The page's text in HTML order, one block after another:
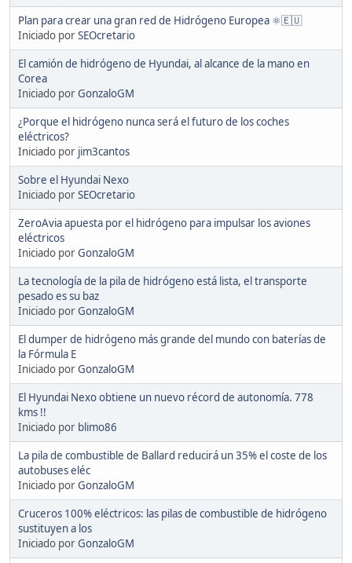
Plan para crear una gran red de Hidrógeno Europea ⚛️🇪🇺
Iniciado porSEOcretario
El camión de hidrógeno de Hyundai, al alcance de la mano en
Corea
Iniciado porGonzaloGM
¿Porque el hidrógeno nunca será el futuro de los coches
eléctricos?
Iniciado por jim3cantos
Sobre el Hyundai Nexo
Iniciado porSEOcretario
ZeroAvia apuesta por el hidrógeno para impulsar los aviones
eléctricos
Iniciado porGonzaloGM
La tecnología de la pila de hidrógeno está lista, el transporte
pesado es su baz
Iniciado porGonzaloGM
El dumper de hidrógeno más grande del mundo con baterías de
la Fórmula E
Iniciado porGonzaloGM
El Hyundai Nexo obtiene un nuevo récord de autonomía. 778
kms !!
Iniciado por blimo86
La pila de combustible de Ballard reducirá un 35% el coste de los
autobuses eléc
Iniciado porGonzaloGM
Cruceros 100% eléctricos: las pilas de combustible de hidrógeno
sustituyen a los
Iniciado porGonzaloGM